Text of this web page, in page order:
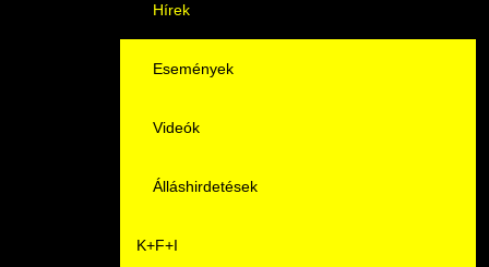
Hírek
Események
Videók
Álláshirdetések
K+F+I